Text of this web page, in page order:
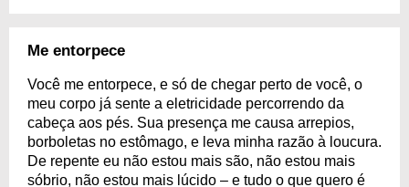
Me entorpece
Você me entorpece, e só de chegar perto de você, o
meu corpo já sente a eletricidade percorrendo da
cabeça aos pés. Sua presença me causa arrepios,
borboletas no estômago, e leva minha razão à loucura.
De repente eu não estou mais são, não estou mais
sóbrio, não estou mais lúcido – e tudo o que quero é